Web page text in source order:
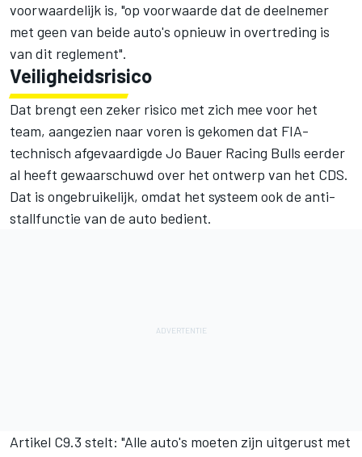
voorwaardelijk is, "op voorwaarde dat de deelnemer
met geen van beide auto's opnieuw in overtreding is
van dit reglement".
Veiligheidsrisico
Dat brengt een zeker risico met zich mee voor het
team, aangezien naar voren is gekomen dat FIA-
technisch afgevaardigde Jo Bauer Racing Bulls eerder
al heeft gewaarschuwd over het ontwerp van het CDS.
Dat is ongebruikelijk, omdat het systeem ook de anti-
stallfunctie van de auto bedient.
Artikel C9.3 stelt: "Alle auto's moeten zijn uitgerust met